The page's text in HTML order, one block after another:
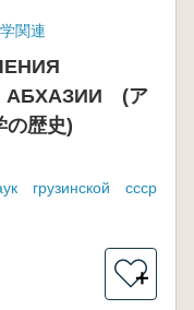
関連
(ア
の歴史)
грузинской ссср
＋